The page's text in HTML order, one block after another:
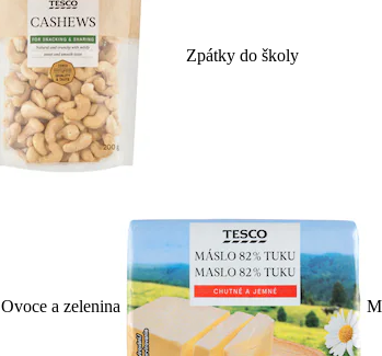
Zpátky do školy
Ovoce a zelenina